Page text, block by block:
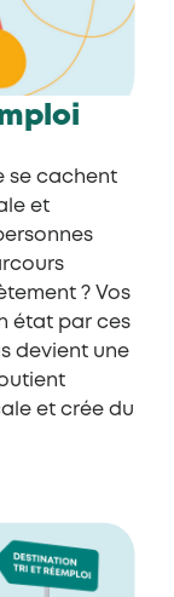
se cachent
et
? Vos
état par ces
devient une
et crée du